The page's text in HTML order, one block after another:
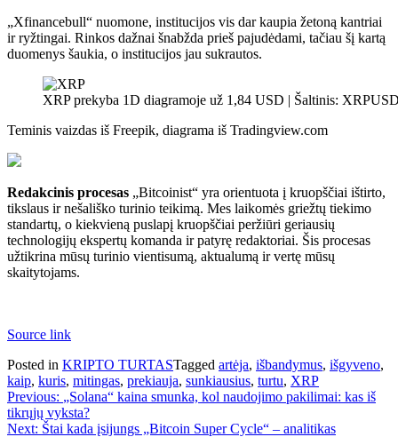
„Xfinancebull“ nuomone, institucijos vis dar kaupia žetoną kantriai
ir ryžtingai. Rinkos dažnai šnabžda prieš pajudėdami, tačiau šį kartą
duomenys šaukia, o institucijos jau sukrautos.
XRP prekyba 1D diagramoje už 1,84 USD | Šaltinis:
Teminis vaizdas iš Freepik, diagrama iš Tradingview.com
Redakcinis procesas „Bitcoinist“ yra orientuota į kruopščiai ištirto,
tikslaus ir nešališko turinio teikimą. Mes laikomės griežtų tiekimo
standartų, o kiekvieną puslapį kruopščiai peržiūri geriausių
technologijų ekspertų komanda ir patyrę redaktoriai. Šis procesas
užtikrina mūsų turinio vientisumą, aktualumą ir vertę mūsų
skaitytojams.
Source link
Posted in KRIPTO TURTASTagged artėja, išbandymus, išgyveno,
kaip, kuris, mitingas, prekiauja, sunkiausius, turtu, XRP
Navigacija
tarp
Previous: „Solana“ kaina smunka, kol naudojimo pakilimai: kas iš
tikrųjų vyksta?
Next: Štai kada įsijungs „Bitcoin Super Cycle“ – analitikas